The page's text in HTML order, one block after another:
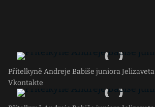
Přítelkyně Andreje Babiše juniora Jelizaveta
Vkontakte